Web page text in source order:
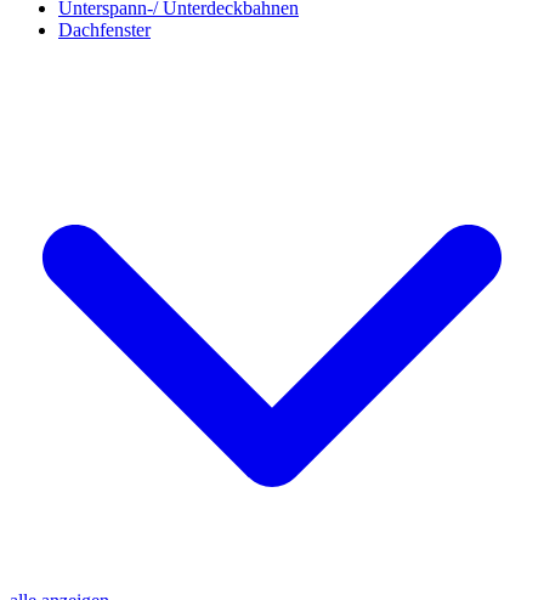
Unterspann-/ Unterdeckbahnen
Dachfenster